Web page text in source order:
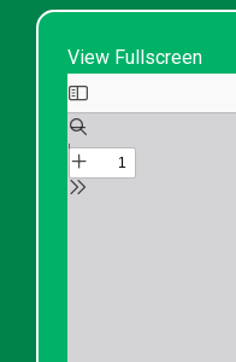
View Fullscreen
Skip
to
PDF
content